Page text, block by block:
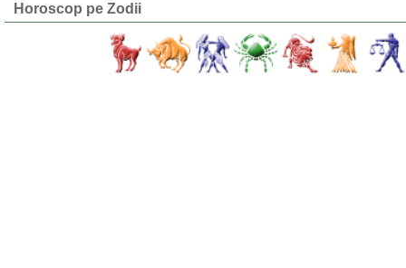
Horoscop pe Zodii